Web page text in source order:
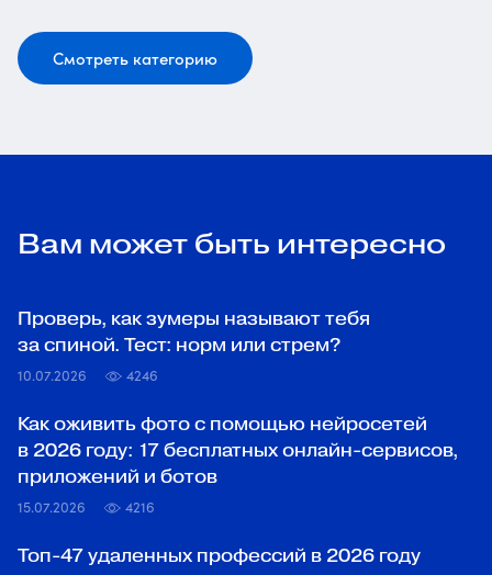
Смотреть категорию
Вам может быть интересно
Проверь, как зумеры называют тебя
за спиной. Тест: норм или стрем?
10.07.2026 4246
Как оживить фото с помощью нейросетей
в 2026 году: 17 бесплатных онлайн-сервисов,
приложений и ботов
15.07.2026 4216
Топ‑47 удаленных профессий в 2026 году